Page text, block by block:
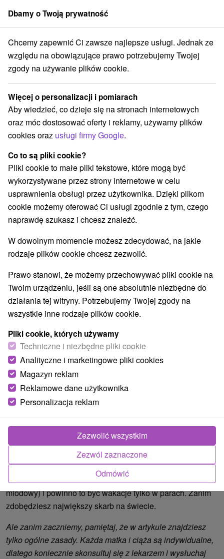
członek grupySorger
Blog Wellness w ciąży
WELLNESS W CIĄŻY
Margaréta Koklesová 12. 09. 2019
Treść artykułu:
Wir
Sauna
Masaże
Babymoon
Jeśli regularnie odwiedzałeś wellness przed zajściem w
ciążę, prawdopodobnie nie będziesz chciał rezygnować z
tego hobby nawet z rosnącym brzuchem.
jakie zajęcia iw jakiej formie są odpowiednie dla
przyszłych mam, a których raczej unikać.
A może po prostu wychodzisz gdzieś ze swoim partnerem
na weekendi musisz wiedzieć, co możesz. Cieszymy się z
tego pomysłu.
Pobyt wellness woczekiwaniu na
upragnione dziecko to świetny pomysł.
jest dobrze znany za granicą. Mówi się, że samo słowo
babymoon pochodzi od słowa honeymoon (miesiąc
miodowy) i powinno to być wakacje tylko w parach. Zanim
zdobędziesz największy skarb na świecie.
Ale zanim zaczniemy, pamiętaj, że w artykule znajdziesz
tylko ogólne zasady. Każda matka i ciąża są indywidualne,
dlatego koniecznie skonsultuj się z lekarzem i wysłuchaj
Dbamy o Twoją prywatność
Chcemy zapewnić Ci zawsze najlepsze usługi. Jednak ze
względu na obowiązujące prawo potrzebujemy Twojej
zgody na używanie plików cookie.
Więcej o personalizacji i pomiarach
Aby wiedzieć, co dzieje się na stronach internetowych
oraz móc dostosować oferty i reklamy, używamy plików
cookies oraz usługi firmy Google.
Co to są pliki cookie?
Pliki cookie to małe pliki tekstowe, które mogą być
wykorzystywane przez strony internetowe w celu
usprawnienia obsługi przez użytkownika. Dzięki plikom
cookie możemy oferować Ci usługi zgodnie z tym, czego
naprawdę szukasz i chcesz znaleźć.
W dowolnym momencie możesz zdecydować, na jakie
rodzaje plików cookie chcesz zezwolić.
Prawo stanowi, że możemy przechowywać pliki cookie na
Twoim urządzeniu, jeśli są one absolutnie niezbędne do
działania tej witryny. Potrzebujemy Twojej zgody na
wszystkie inne rodzaje plików cookie.
Pliki cookie, których używamy
Techniczne i niezbędne pliki cookie
Analityczne i marketingowe pliki cookies
Magazyn reklam
Reklamowe dane użytkownika
Personalizacja reklam
Odmówić
Zezwól zaznaczone
Zezwolić wszystkim